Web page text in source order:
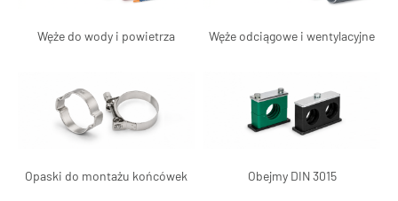
Węże do wody i powietrza Węże odciągowe i wentylacyjne
Opaski do montażu końcówek Obejmy DIN 3015